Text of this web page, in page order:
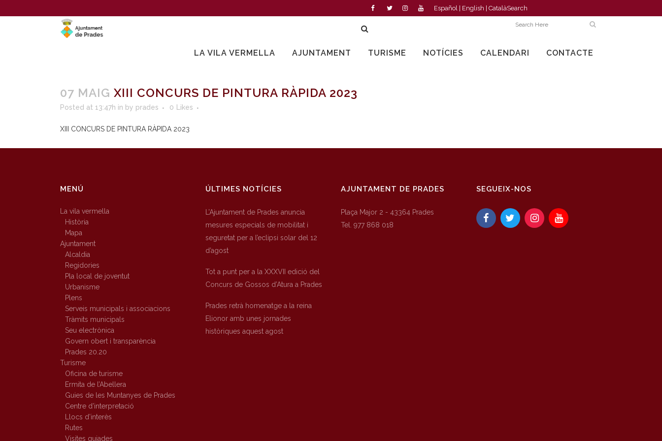
Español English CatalàSearch
LA VILA VERMELLA AJUNTAMENT TURISME NOTÍCIES CALENDARI CONTACTE
07 MAIG XIII CONCURS DE PINTURA RÀPIDA 2023
Posted at 13:47h in by prades 0 Likes
XIII CONCURS DE PINTURA RÀPIDA 2023
MENÚ
La vila vermella
Història
Mapa
Ajuntament
Alcaldia
Regidories
Pla local de joventut
Urbanisme
Plens
Serveis municipals i associacions
Tràmits municipals
Seu electrònica
Govern obert i transparència
Prades 20.20
Turisme
Oficina de turisme
Ermita de l’Abellera
Guies de les Muntanyes de Prades
Centre d’interpretació
Llocs d’interès
Rutes
Visites guiades
ÚLTIMES NOTÍCIES
L’Ajuntament de Prades anuncia
mesures especials de mobilitat i
seguretat per a l’eclipsi solar del 12
d’agost
Tot a punt per a la XXXVII edició del
Concurs de Gossos d’Atura a Prades
Prades retrà homenatge a la reina
Elionor amb unes jornades
històriques aquest agost
AJUNTAMENT DE PRADES
Plaça Major 2 - 43364 Prades
Tel. 977 868 018
SEGUEIX-NOS